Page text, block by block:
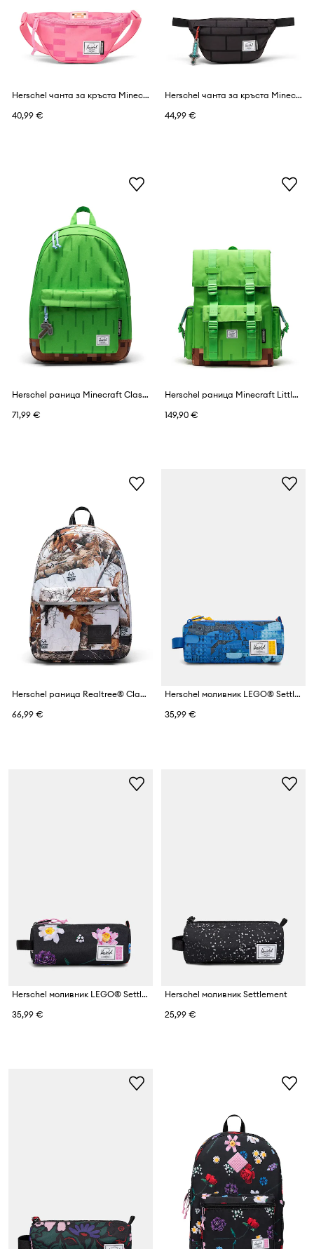
Herschel чанта за кръста Minecraft Heritage™
40,99 €
Herschel чанта за кръста Minecraft Classic™
44,99 €
Herschel раница Minecraft Classic™
71,99 €
Herschel раница Minecraft Little America™
149,90 €
Herschel раница Realtree® Classic™
66,99 €
Herschel моливник LEGO® Settlement
35,99 €
Herschel моливник LEGO® Settlement
35,99 €
Herschel моливник Settlement
25,99 €